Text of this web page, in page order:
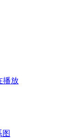
播放
图